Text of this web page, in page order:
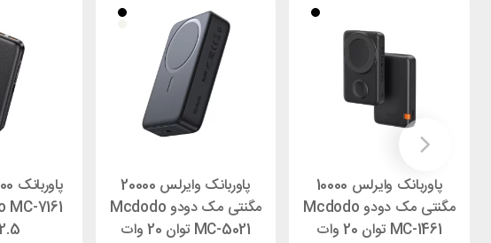
پاوربانک وایرلس 10000
مگنتی مک دودو Mcdodo
MC-1461 توان 20 وات
پاوربانک وایرلس 20000
مگنتی مک دودو Mcdodo
MC-5021 توان 20 وات
22.5